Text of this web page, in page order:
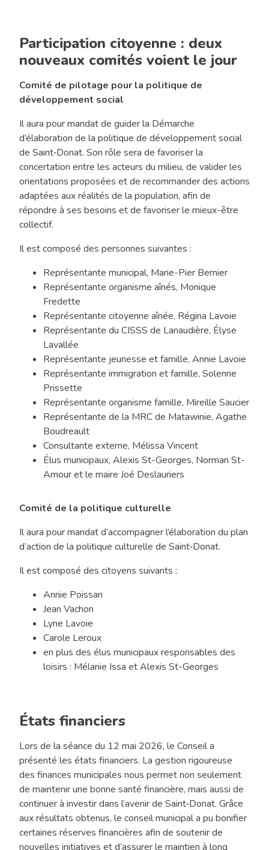
Participation citoyenne : deux
nouveaux comités voient le jour
Comité de pilotage pour la politique de
développement social
Il aura pour mandat de guider la Démarche
d’élaboration de la politique de développement social
de Saint‑Donat. Son rôle sera de favoriser la
concertation entre les acteurs du milieu, de valider les
orientations proposées et de recommander des actions
adaptées aux réalités de la population, afin de
répondre à ses besoins et de favoriser le mieux-être
collectif.
Il est composé des personnes suivantes :
Représentante municipal, Marie-Pier Bernier
Représentante organisme aînés, Monique
Fredette
Représentante citoyenne aînée, Régina Lavoie
Représentante du CISSS de Lanaudière, Élyse
Lavallée
Représentante jeunesse et famille, Annie Lavoie
Représentante immigration et famille, Solenne
Prissette
Représentante organisme famille, Mireille Saucier
Représentante de la MRC de Matawinie, Agathe
Boudreault
Consultante externe, Mélissa Vincent
Élus municipaux, Alexis St-Georges, Norman St-
Amour et le maire Joé Deslauriers
Comité de la politique culturelle
Il aura pour mandat d’accompagner l’élaboration du plan
d’action de la politique culturelle de Saint‑Donat.
Il est composé des citoyens suivants :
Annie Poissan
Jean Vachon
Lyne Lavoie
Carole Leroux
en plus des élus municipaux responsables des
loisirs : Mélanie Issa et Alexis St-Georges
États financiers
Lors de la séance du 12 mai 2026, le Conseil a
présenté les états financiers. La gestion rigoureuse
des finances municipales nous permet non seulement
de maintenir une bonne santé financière, mais aussi de
continuer à investir dans l’avenir de Saint‑Donat. Grâce
aux résultats obtenus, le conseil municipal a pu bonifier
certaines réserves financières afin de soutenir de
nouvelles initiatives et d’assurer le maintien à long